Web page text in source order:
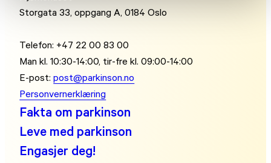
Storgata 33, oppgang A, 0184 Oslo
Telefon: +47 22 00 83 00
Man kl. 10:30-14:00, tir-fre kl. 09:00-14:00
E-post:post@parkinson.no
Personvernerklæring
Fakta om parkinson
Leve med parkinson
Engasjer deg!